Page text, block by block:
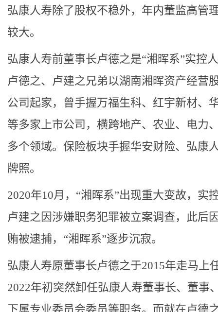
弘康人寿除了股权不稳外，年内董监高管
较大。
弘康人寿前董事长卢德之是“湘晖系”实控
卢德之、卢建之兄弟以湖南湘晖资产经营
公司起家，曾手握万福生科、红宇新材、
等多家上市公司，横跨地产、农业、电力
多个领域。保险板块手握华安财险、弘康
牌照。
2020年10月，“湘晖系”出现重大变故，实
卢建之因涉嫌职务犯罪被立案调查，此后
贿被逮捕，“湘晖系”逐步沉寂。
弘康人寿原董事长卢德之于2015年走马上
2022年初突然卸任弘康人寿董事长、董事
下属专业委员会委员等职务。而就在卢德